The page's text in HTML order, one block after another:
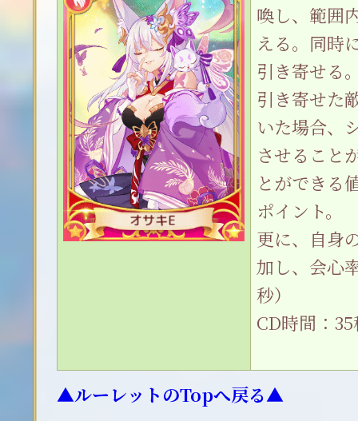
喚し、範囲
える。同時
引き寄せる
引き寄せた
いた場合、
させること
とができる
ポイント。
更に、自身
加し、会心
秒）
CD時間：
▲ルーレットのTopへ戻る▲